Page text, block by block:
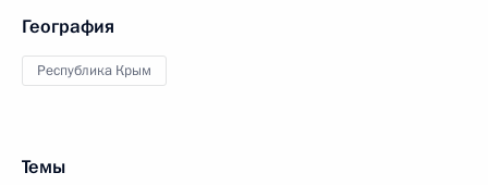
География
Республика Крым
Темы